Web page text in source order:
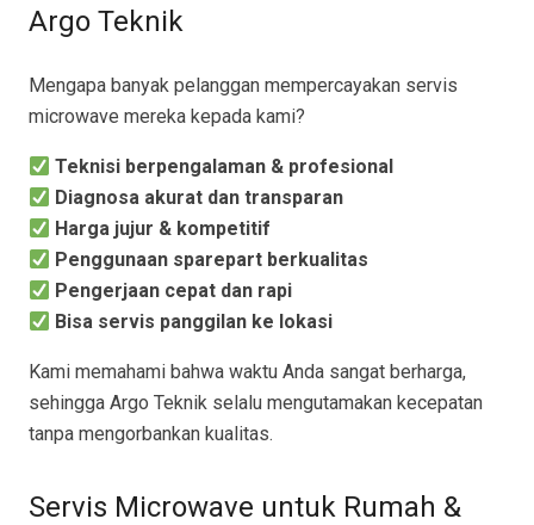
Argo Teknik
Mengapa banyak pelanggan mempercayakan servis
microwave mereka kepada kami?
Teknisi berpengalaman & profesional
Diagnosa akurat dan transparan
Harga jujur & kompetitif
Penggunaan sparepart berkualitas
Pengerjaan cepat dan rapi
Bisa servis panggilan ke lokasi
Kami memahami bahwa waktu Anda sangat berharga,
sehingga Argo Teknik selalu mengutamakan kecepatan
tanpa mengorbankan kualitas.
Servis Microwave untuk Rumah &